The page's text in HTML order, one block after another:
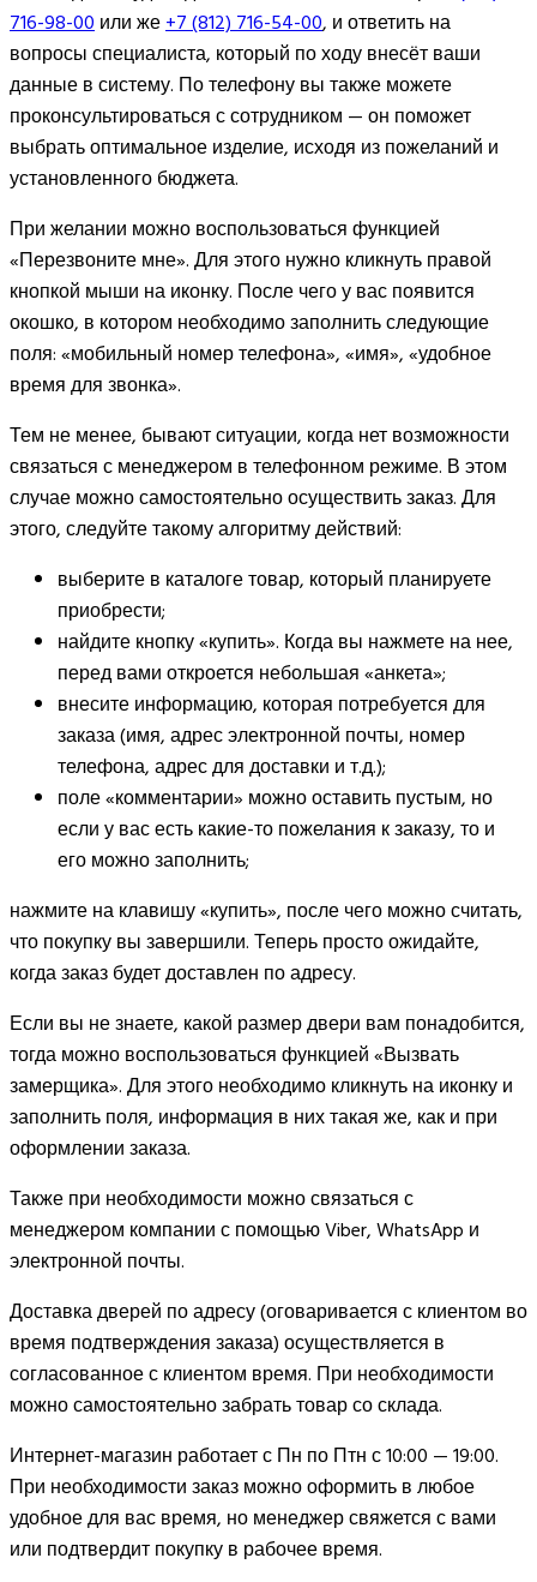
716-98-00или же+7 (812) 716-54-00, и ответить на
вопросы специалиста, который по ходу внесёт ваши
данные в систему. По телефону вы также можете
проконсультироваться с сотрудником — он поможет
выбрать оптимальное изделие, исходя из пожеланий и
установленного бюджета.
При желании можно воспользоваться функцией
«Перезвоните мне». Для этого нужно кликнуть правой
кнопкой мыши на иконку. После чего у вас появится
окошко, в котором необходимо заполнить следующие
поля: «мобильный номер телефона», «имя», «удобное
время для звонка».
Тем не менее, бывают ситуации, когда нет возможности
связаться с менеджером в телефонном режиме. В этом
случае можно самостоятельно осуществить заказ. Для
этого, следуйте такому алгоритму действий:
выберите в каталоге товар, который планируете
приобрести;
найдите кнопку «купить». Когда вы нажмете на нее,
перед вами откроется небольшая «анкета»;
внесите информацию, которая потребуется для
заказа (имя, адрес электронной почты, номер
телефона, адрес для доставки и т.д.);
поле «комментарии» можно оставить пустым, но
если у вас есть какие-то пожелания к заказу, то и
его можно заполнить;
нажмите на клавишу «купить», после чего можно считать,
что покупку вы завершили. Теперь просто ожидайте,
когда заказ будет доставлен по адресу.
Если вы не знаете, какой размер двери вам понадобится,
тогда можно воспользоваться функцией «Вызвать
замерщика». Для этого необходимо кликнуть на иконку и
заполнить поля, информация в них такая же, как и при
оформлении заказа.
Также при необходимости можно связаться с
менеджером компании с помощью Viber, WhatsApp и
электронной почты.
Доставка дверей по адресу (оговаривается с клиентом во
время подтверждения заказа) осуществляется в
согласованное с клиентом время. При необходимости
можно самостоятельно забрать товар со склада.
Интернет-магазин работает с Пн по Птн с 10:00 — 19:00.
При необходимости заказ можно оформить в любое
удобное для вас время, но менеджер свяжется с вами
или подтвердит покупку в рабочее время.